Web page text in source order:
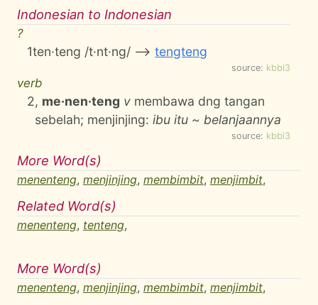
Indonesian to Indonesian
?
1ten·teng /t·nt·ng/ -->tengteng
source: kbbi3
verb
2, me·nen·teng v membawa dng tangan
sebelah; menjinjing:ibu itu ~ belanjaannya
source: kbbi3
More Word(s)
menenteng, menjinjing, membimbit, menjimbit,
Related Word(s)
menenteng, tenteng,
More Word(s)
menenteng, menjinjing, membimbit, menjimbit,